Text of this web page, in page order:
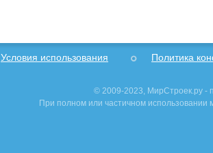
Условия использования Политика
© 2009-2023, МирСтроек.ру -
При полном или частичном использовании